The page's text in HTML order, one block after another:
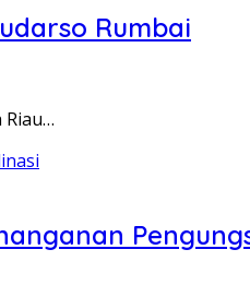
Rumbai
Riau…